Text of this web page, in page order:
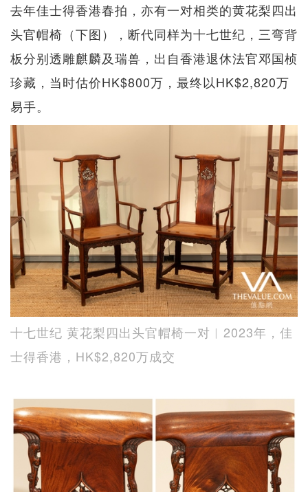
去年佳士得香港春拍，亦有一对相类的黄花梨四出
头官帽椅（下图），断代同样为十七世纪，三弯背
板分别透雕麒麟及瑞兽，出自香港退休法官邓国桢
珍藏，当时估价HK$800万，最终以HK$2,820万
易手。
十七世纪 黄花梨四出头官帽椅一对︱2023年，佳
士得香港，HK$2,820万成交